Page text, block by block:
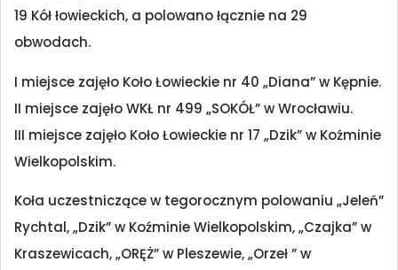
19 Kół łowieckich, a polowano łącznie na 29
obwodach.
I miejsce zajęło Koło Łowieckie nr 40 „Diana” w Kępnie.
II miejsce zajęło WKŁ nr 499 „SOKÓŁ” w Wrocławiu.
III miejsce zajęło Koło Łowieckie nr 17 „Dzik” w Koźminie
Wielkopolskim.
Koła uczestniczące w tegorocznym polowaniu „Jeleń”
Rychtal, „Dzik” w Koźminie Wielkopolskim, „Czajka” w
Kraszewicach, „ORĘŻ” w Pleszewie, „Orzeł ” w